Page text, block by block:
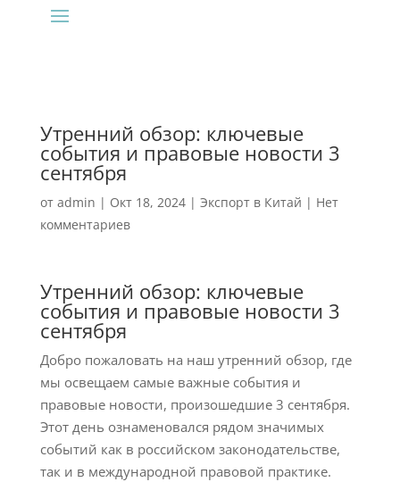
Утренний обзор: ключевые
события и правовые новости 3
сентября
от admin | Окт 18, 2024| Экспорт в Китай | Нет
комментариев
Утренний обзор: ключевые
события и правовые новости 3
сентября
Добро пожаловать на наш утренний обзор, где
мы освещаем самые важные события и
правовые новости, произошедшие 3 сентября.
Этот день ознаменовался рядом значимых
событий как в российском законодательстве,
так и в международной правовой практике.